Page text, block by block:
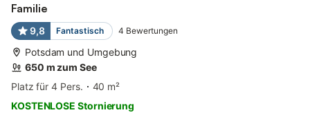
Familie
9,8 Fantastisch 4 Bewertungen
Potsdam und Umgebung
650 m zum See
Platz für 4 Pers.
40 m²
KOSTENLOSE Stornierung